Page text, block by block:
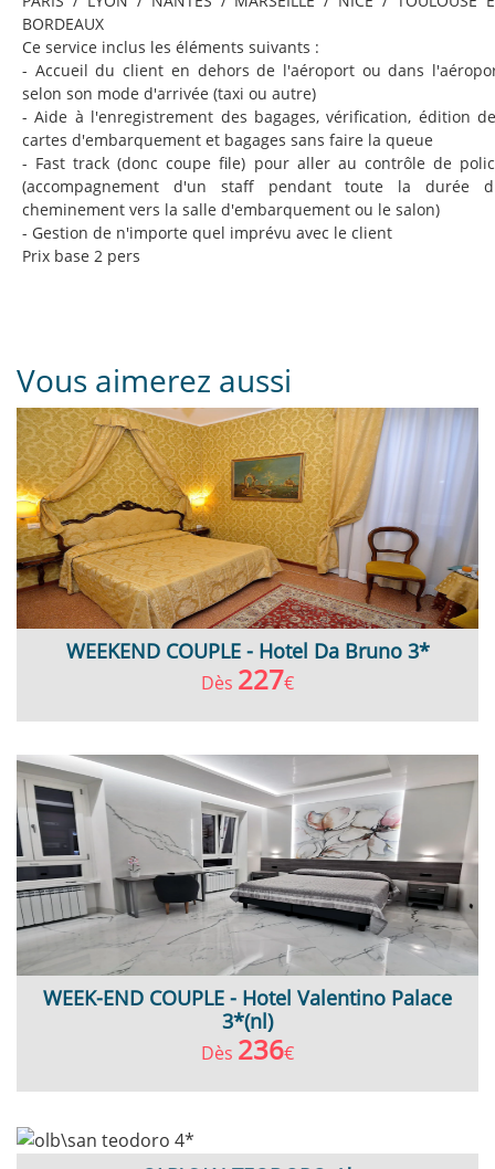
BORDEAUX
Ce service inclus les éléments suivants :
- Accueil du client en dehors de l'aéroport ou dans
selon son mode d'arrivée (taxi ou autre)
- Aide à l'enregistrement des bagages, vérification, édition
cartes d'embarquement et bagages sans faire la queue
- Fast track (donc coupe file) pour aller au contrôle de
(accompagnement d'un staff pendant toute la durée
cheminement vers la salle d'embarquement ou le salon)
- Gestion de n'importe quel imprévu avec le client
Prix base 2 pers
Vous aimerez aussi
WEEKEND COUPLE - Hotel Da Bruno 3*
Dès 227€
WEEK-END COUPLE - Hotel Valentino Palace
3*(nl)
Dès 236€